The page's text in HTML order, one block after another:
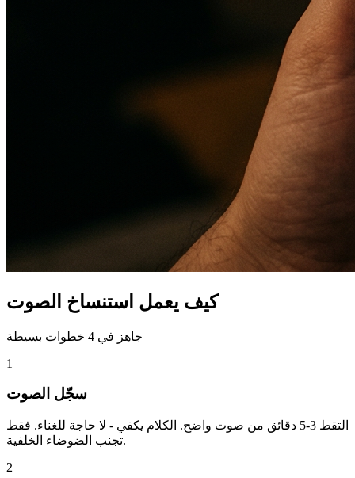
كيف يعمل استنساخ الصوت
جاهز في 4 خطوات بسيطة
1
سجّل الصوت
التقط 3-5 دقائق من صوت واضح. الكلام يكفي - لا حاجة للغناء. فقط
تجنب الضوضاء الخلفية.
2